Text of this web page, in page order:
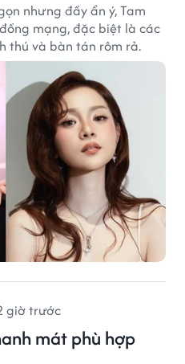
nhưng đầy ẩn ý, Tam
mạng, đặc biệt là các
thú và bàn tán rôm rả.
giờ trước
mát phù hợp